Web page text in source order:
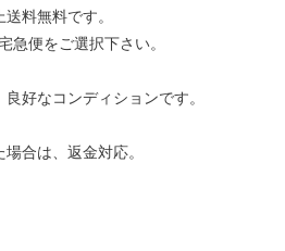
料無料です。
急便をご選択下さい。
好なコンディションです。
合は、返金対応。